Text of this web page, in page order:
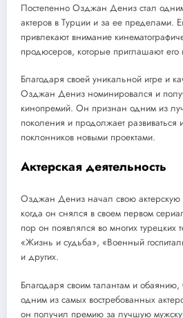
Постепенно Озджан Дениз стал
актеров в Турции и за ее пределами.
привлекают внимание
продюсеров, которые приглашают
Благодаря своей уникальной игре и
Озджан Дениз номинировался и
кинопремий. Он признан одним из
поколения и продолжает развиваться
поклонников новыми проектами.
Актерская деятельность
Озджан Дениз начал свою актерскую
когда он снялся в своем первом
пор он появлялся во многих турецких
«Жизнь и судьба», «Военный
и других.
Благодаря своим талантам и
одним из самых востребованных
он получил премию за лучшую